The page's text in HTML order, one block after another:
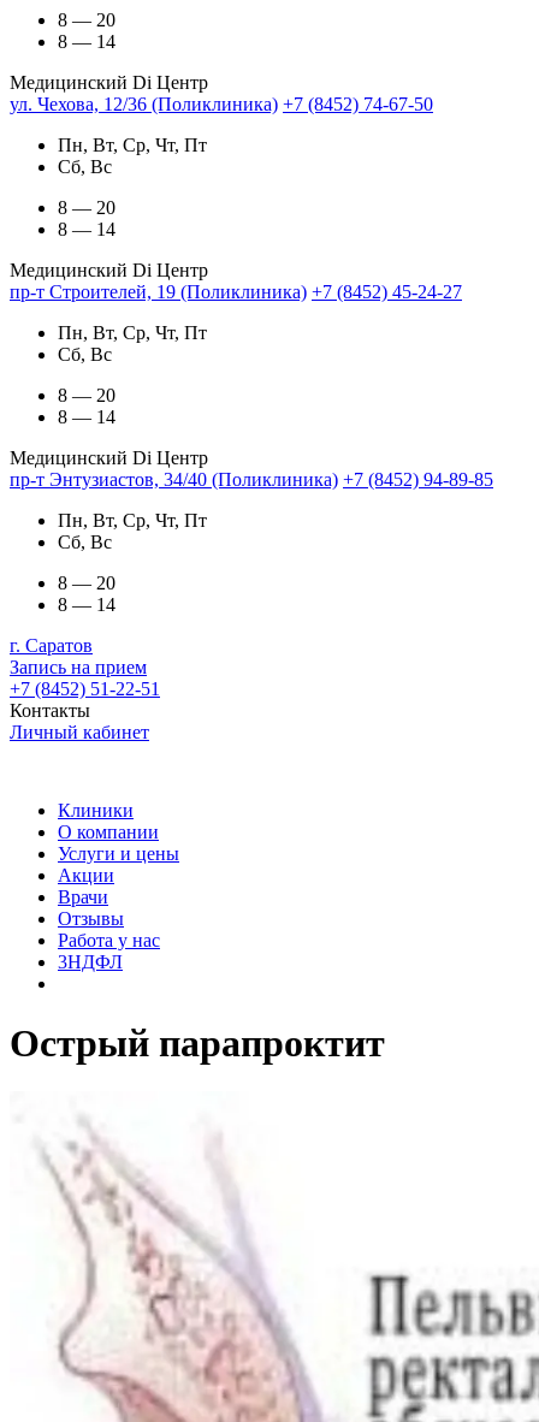
8 — 20
8 — 14
Медицинский Di Центр
ул. Чехова, 12/36 (Поликлиника) +7 (8452) 74-67-50
Пн, Вт, Ср, Чт, Пт
Сб, Вс
8 — 20
8 — 14
Медицинский Di Центр
пр-т Строителей, 19 (Поликлиника) +7 (8452) 45-24-27
Пн, Вт, Ср, Чт, Пт
Сб, Вс
8 — 20
8 — 14
Медицинский Di Центр
пр-т Энтузиастов, 34/40 (Поликлиника) +7 (8452) 94-89-85
Пн, Вт, Ср, Чт, Пт
Сб, Вс
8 — 20
8 — 14
г. Саратов
Запись на прием
+7 (8452) 51-22-51
Контакты
Личный кабинет
Клиники
О компании
Услуги и цены
Акции
Врачи
Отзывы
Работа у нас
3НДФЛ
Острый парапроктит